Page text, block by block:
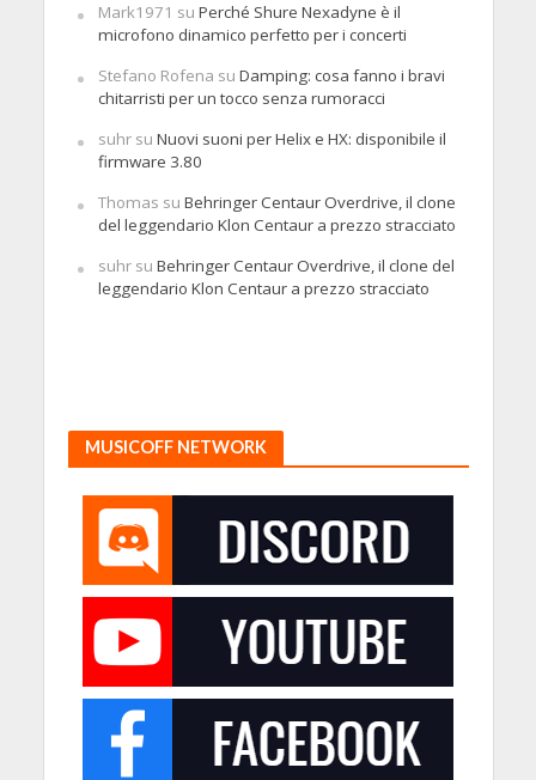
Mark1971 su Perché Shure Nexadyne è il
microfono dinamico perfetto per i concerti
Stefano Rofena su Damping: cosa fanno i bravi
chitarristi per un tocco senza rumoracci
suhrsu Nuovi suoni per Helix e HX: disponibile il
firmware 3.80
Thomas su Behringer Centaur Overdrive, il clone
del leggendario Klon Centaur a prezzo stracciato
suhrsu Behringer Centaur Overdrive, il clone del
leggendario Klon Centaur a prezzo stracciato
MUSICOFF NETWORK